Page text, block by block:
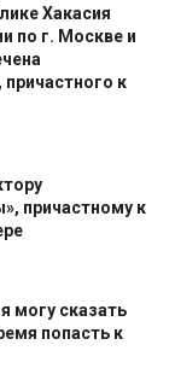
Хакасия
по г. Москве и
к
причастному к
могу сказать
попасть к